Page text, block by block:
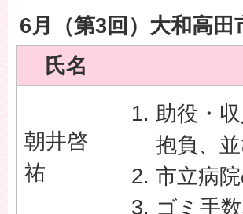
6月（第3回）大和高
氏名
朝井啓
祐
助役・
抱負、
市立病
ゴミ手